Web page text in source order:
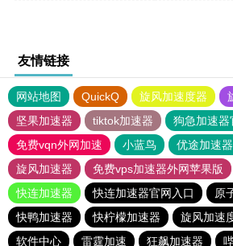
友情链接
网站地图 QuickQ 旋风加速度器
坚果加速器
tiktok加速器
狗急加速器
免费vqn外网加速
小蓝鸟 优途加速
旋风加速器
免费vps加速器外网苹果版
快连加速器
快连加速器官网入口
原
快鸭加速器
快柠檬加速器 旋风加速
软件中心
雷霆加速 狂飙加速器